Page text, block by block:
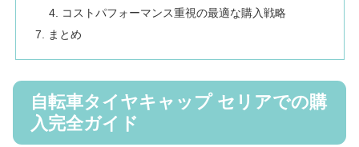
コストパフォーマンス重視の最適な購入戦略
まとめ
自転車タイヤキャップ セリアでの購
入完全ガイド